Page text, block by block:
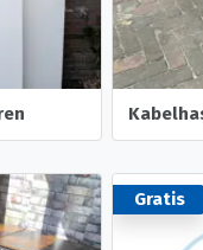
Gratis